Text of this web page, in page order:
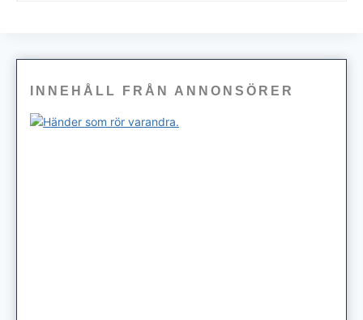
INNEHÅLL FRÅN ANNONSÖRER